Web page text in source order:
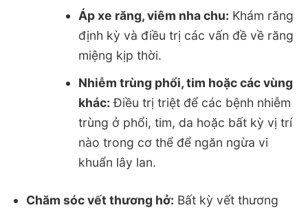
Áp xe răng, viêm nha chu: Khám răng
định kỳ và điều trị các vấn đề về răng
miệng kịp thời.
Nhiễm trùng phổi, tim hoặc các vùng
khác: Điều trị triệt để các bệnh nhiễm
trùng ở phổi, tim, da hoặc bất kỳ vị trí
nào trong cơ thể để ngăn ngừa vi
khuẩn lây lan.
Chăm sóc vết thương hở: Bất kỳ vết thương